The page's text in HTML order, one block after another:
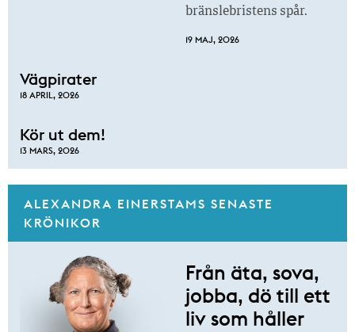
bränslebristens spår.
19 MAJ, 2026
Vägpirater
18 APRIL, 2026
Kör ut dem!
13 MARS, 2026
ALEXANDRA EINERSTAMS SENASTE
KRÖNIKOR
Från äta, sova,
jobba, dö till ett
liv som håller